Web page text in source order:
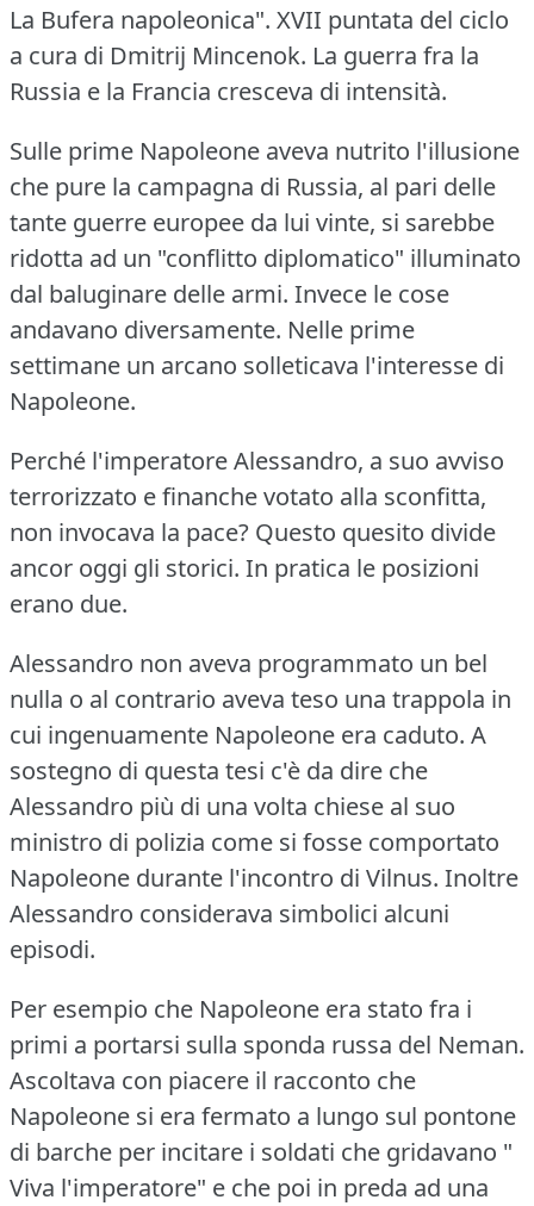
La Bufera napoleonica". XVII puntata del ciclo
a cura di Dmitrij Mincenok. La guerra fra la
Russia e la Francia cresceva di intensità.
Sulle prime Napoleone aveva nutrito l'illusione
che pure la campagna di Russia, al pari delle
tante guerre europee da lui vinte, si sarebbe
ridotta ad un "conflitto diplomatico" illuminato
dal baluginare delle armi. Invece le cose
andavano diversamente. Nelle prime
settimane un arcano solleticava l'interesse di
Napoleone.
Perché l'imperatore Alessandro, a suo avviso
terrorizzato e finanche votato alla sconfitta,
non invocava la pace? Questo quesito divide
ancor oggi gli storici. In pratica le posizioni
erano due.
Alessandro non aveva programmato un bel
nulla o al contrario aveva teso una trappola in
cui ingenuamente Napoleone era caduto. A
sostegno di questa tesi c'è da dire che
Alessandro più di una volta chiese al suo
ministro di polizia come si fosse comportato
Napoleone durante l'incontro di Vilnus. Inoltre
Alessandro considerava simbolici alcuni
episodi.
Per esempio che Napoleone era stato fra i
primi a portarsi sulla sponda russa del Neman.
Ascoltava con piacere il racconto che
Napoleone si era fermato a lungo sul pontone
di barche per incitare i soldati che gridavano "
Viva l'imperatore" e che poi in preda ad una